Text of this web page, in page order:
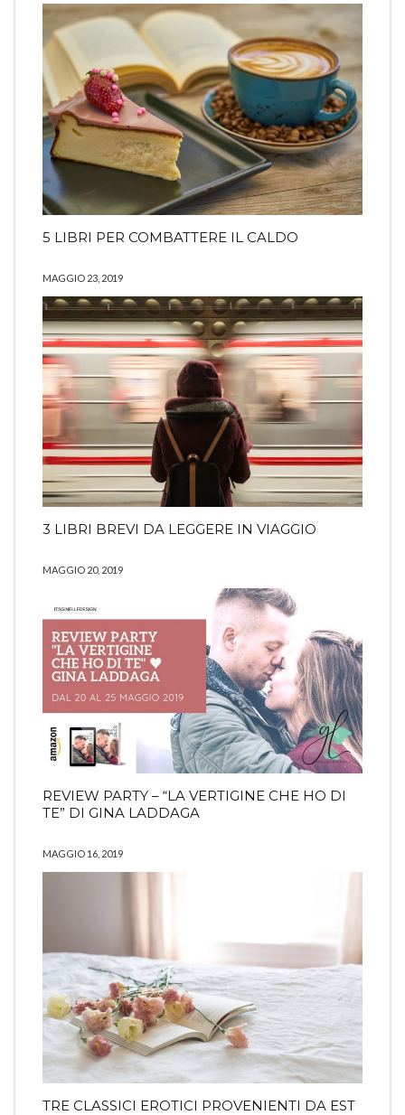
5 LIBRI PER COMBATTERE IL CALDO
MAGGIO 23, 2019
3 LIBRI BREVI DA LEGGERE IN VIAGGIO
MAGGIO 20, 2019
REVIEW PARTY – “LA VERTIGINE CHE HO DI
TE” DI GINA LADDAGA
MAGGIO 16, 2019
TRE CLASSICI EROTICI PROVENIENTI DA EST